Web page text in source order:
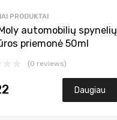
PRODUKTAI
automobilių spynelių
priemonė 50ml
(0 reviews)
Daugiau